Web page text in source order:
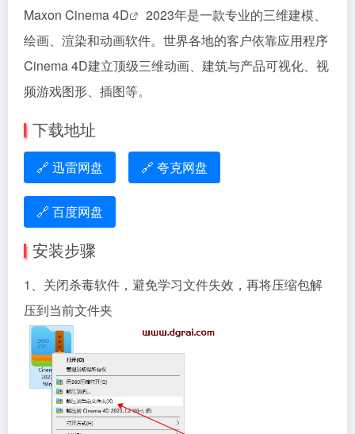
Maxon Cinema 4D
2023年是一款专业的三维建模、
绘画、渲染和动画软件。世界各地的客户依靠应用程序
Cinema 4D建立顶级三维动画、建筑与产品可视化、视
频游戏图形、插图等。
下载地址
🔗 迅雷网盘 🔗 夸克网盘
🔗 百度网盘
安装步骤
1、关闭杀毒软件，避免学习文件失效，再将压缩包解
压到当前文件夹